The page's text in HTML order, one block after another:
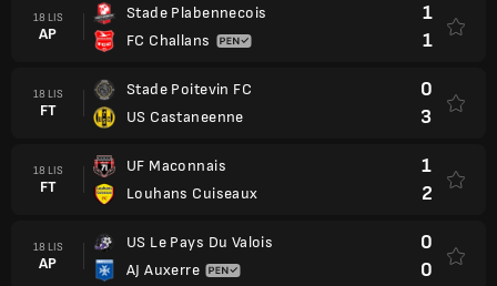
18 LIS
AP
Stade Plabennecois
FC Challans
1
1
18 LIS
FT
Stade Poitevin FC
US Castaneenne
0
3
18 LIS
FT
UF Maconnais
Louhans Cuiseaux
1
2
18 LIS
AP
US Le Pays Du Valois
AJ Auxerre
0
0